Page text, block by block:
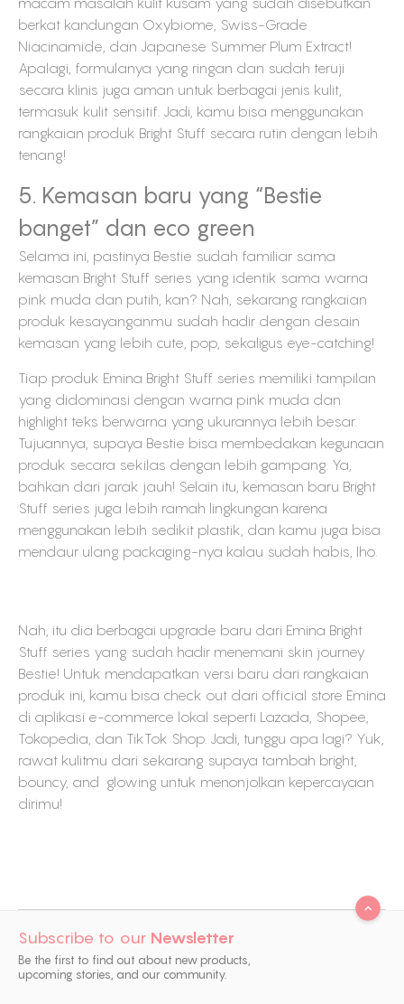
berkat kandungan Oxybiome, Swiss-Grade
Niacinamide, dan Japanese Summer Plum Extract!
Apalagi, formulanya yang ringan dan sudah teruji
secara klinis juga aman untuk berbagai jenis kulit,
termasuk kulit sensitif. Jadi, kamu bisa menggunakan
rangkaian produk Bright Stuff secara rutin dengan lebih
tenang!
5. Kemasan baru yang “Bestie
banget” dan eco green
Selama ini, pastinya Bestie sudah familiar sama
kemasan Bright Stuff series yang identik sama warna
pink muda dan putih, kan? Nah, sekarang rangkaian
produk kesayanganmu sudah hadir dengan desain
kemasan yang lebih cute, pop, sekaligus eye-catching!
Tiap produk Emina Bright Stuff series memiliki tampilan
yang didominasi dengan warna pink muda dan
highlight teks berwarna yang ukurannya lebih besar.
Tujuannya, supaya Bestie bisa membedakan kegunaan
produk secara sekilas dengan lebih gampang. Ya,
bahkan dari jarak jauh! Selain itu, kemasan baru Bright
Stuff series juga lebih ramah lingkungan karena
menggunakan lebih sedikit plastik, dan kamu juga bisa
mendaur ulang packaging-nya kalau sudah habis, lho.
Nah, itu dia berbagai upgrade baru dari Emina Bright
Stuff series yang sudah hadir menemani skin journey
Bestie! Untuk mendapatkan versi baru dari rangkaian
produk ini, kamu bisa check out dari official store Emina
di aplikasi e-commerce lokal seperti Lazada, Shopee,
Tokopedia, dan TikTok Shop. Jadi, tunggu apa lagi? Yuk,
rawat kulitmu dari sekarang supaya tambah bright,
bouncy, and glowing untuk menonjolkan kepercayaan
dirimu!
Subscribe to our Newsletter
Be the first to find out about new products,
upcoming stories, and our community.